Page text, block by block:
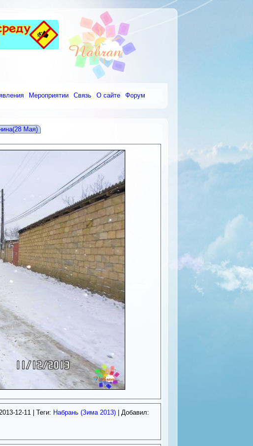
Мероприятии Связь О сайте Форум
Мая)
12-11 | Теги: Набрань (Зима 2013)
| Добавил: